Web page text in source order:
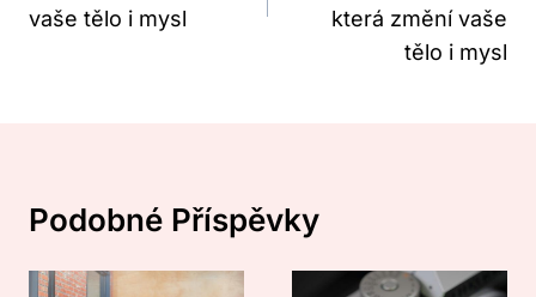
vaše tělo i mysl
která změní vaše
tělo i mysl
Podobné Příspěvky